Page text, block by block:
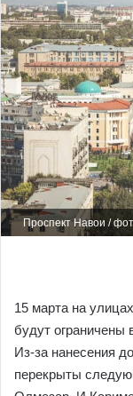
Проспект Навои /
15 марта на
будут ограничены
Из-за нанесения
перекрыты